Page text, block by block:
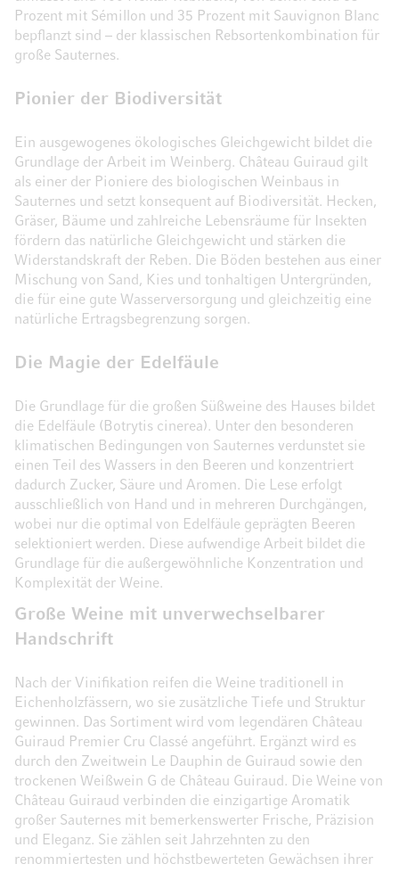
Prozent mit Sémillon und 35 Prozent mit Sauvignon Blanc
bepflanzt sind – der klassischen Rebsortenkombination für
große Sauternes.
Pionier der Biodiversität
Ein ausgewogenes ökologisches Gleichgewicht bildet die
Grundlage der Arbeit im Weinberg. Château Guiraud gilt
als einer der Pioniere des biologischen Weinbaus in
Sauternes und setzt konsequent auf Biodiversität. Hecken,
Gräser, Bäume und zahlreiche Lebensräume für Insekten
fördern das natürliche Gleichgewicht und stärken die
Widerstandskraft der Reben. Die Böden bestehen aus einer
Mischung von Sand, Kies und tonhaltigen Untergründen,
die für eine gute Wasserversorgung und gleichzeitig eine
natürliche Ertragsbegrenzung sorgen.
Die Magie der Edelfäule
Die Grundlage für die großen Süßweine des Hauses bildet
die Edelfäule (Botrytis cinerea). Unter den besonderen
klimatischen Bedingungen von Sauternes verdunstet sie
einen Teil des Wassers in den Beeren und konzentriert
dadurch Zucker, Säure und Aromen. Die Lese erfolgt
ausschließlich von Hand und in mehreren Durchgängen,
wobei nur die optimal von Edelfäule geprägten Beeren
selektioniert werden. Diese aufwendige Arbeit bildet die
Grundlage für die außergewöhnliche Konzentration und
Komplexität der Weine.
Große Weine mit unverwechselbarer
Handschrift
Nach der Vinifikation reifen die Weine traditionell in
Eichenholzfässern, wo sie zusätzliche Tiefe und Struktur
gewinnen. Das Sortiment wird vom legendären Château
Guiraud Premier Cru Classé angeführt. Ergänzt wird es
durch den Zweitwein Le Dauphin de Guiraud sowie den
trockenen Weißwein G de Château Guiraud. Die Weine von
Château Guiraud verbinden die einzigartige Aromatik
großer Sauternes mit bemerkenswerter Frische, Präzision
und Eleganz. Sie zählen seit Jahrzehnten zu den
renommiertesten und höchstbewerteten Gewächsen ihrer